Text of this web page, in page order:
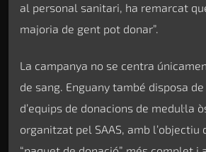
al personal sanitari, ha remarcat
majoria de gent pot donar”.
La campanya no se centra
de sang. Enguany també disposa
d’equips de donacions de medul·la
organitzat pel SAAS, amb l’objectiu